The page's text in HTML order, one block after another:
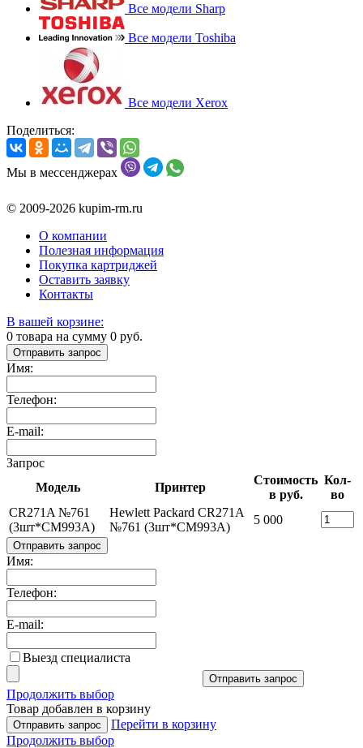
Все модели Sharp
Все модели Toshiba
Все модели Xerox
Поделиться:
Мы в мессенджерах
© 2009-2026 kupim-rm.ru
О компании
Полезная информация
Покупка картриджей
Оставить заявку
Контакты
В вашей корзине:
0 товара на сумму 0 руб.
Отправить запрос
Имя:
Телефон:
E-mail:
Запрос
Модель
Принтер
Стоимость
в руб.
Кол-
во
CR271A №761
(3шт*CM993A)
Hewlett Packard CR271A
№761 (3шт*CM993A)
5 000
Отправить запрос
Имя:
Телефон:
E-mail:
Выезд специалиста
Отправить запрос
Продолжить выбор
Товар добавлен в корзину
Отправить запрос
Перейти в корзину
Продолжить выбор